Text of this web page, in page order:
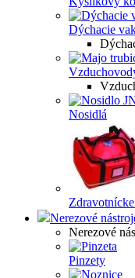
Dýchacie
Nosidlá
Nerezové
Nerezové
Pinzety